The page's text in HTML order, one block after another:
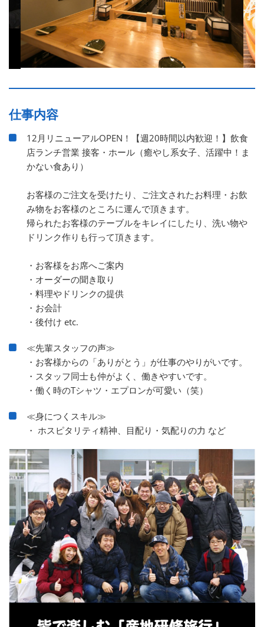
仕事内容
12月リニューアルOPEN！【週20時間以内歓迎！】飲食
店ランチ営業 接客・ホール（癒やし系女子、活躍中！ま
かない食あり）
お客様のご注文を受けたり、ご注文されたお料理・お飲
み物をお客様のところに運んで頂きます。
帰られたお客様のテーブルをキレイにしたり、洗い物や
ドリンク作りも行って頂きます。
・お客様をお席へご案内
・オーダーの聞き取り
・料理やドリンクの提供
・お会計
・後付け etc.
≪先輩スタッフの声≫
・お客様からの「ありがとう」が仕事のやりがいです。
・スタッフ同士も仲がよく、働きやすいです。
・働く時のTシャツ・エプロンが可愛い（笑）
≪身につくスキル≫
・ ホスピタリティ精神、目配り・気配りの力 など